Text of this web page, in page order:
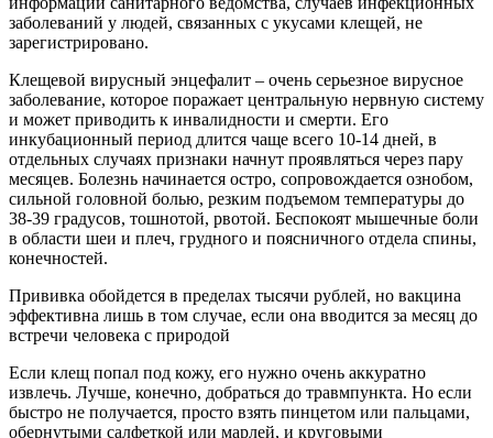
заболеваний у людей, связанных с укусами клещей, не
зарегистрировано.
Клещевой вирусный энцефалит – очень серьезное вирусное
заболевание, которое поражает центральную нервную систему
и может приводить к инвалидности и смерти. Его
инкубационный период длится чаще всего 10-14 дней, в
отдельных случаях признаки начнут проявляться через пару
месяцев. Болезнь начинается остро, сопровождается ознобом,
сильной головной болью, резким подъемом температуры до
38-39 градусов, тошнотой, рвотой. Беспокоят мышечные боли
в области шеи и плеч, грудного и поясничного отдела спины,
конечностей.
Прививка обойдется в пределах тысячи рублей, но вакцина
эффективна лишь в том случае, если она вводится за месяц до
встречи человека с природой
Если клещ попал под кожу, его нужно очень аккуратно
извлечь. Лучше, конечно, добраться до травмпункта. Но если
быстро не получается, просто взять пинцетом или пальцами,
обернутыми салфеткой или марлей, и круговыми